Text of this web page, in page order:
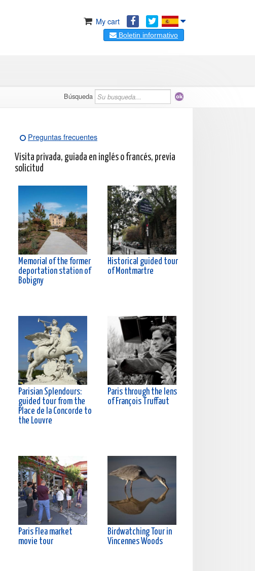
My cart
Boletin informativo
Búsqueda
Preguntas frecuentes
Visita privada, guiada en inglés o francés, previa
solicitud
Memorial of the former
deportation station of
Bobigny
Historical guided tour
of Montmartre
Parisian Splendours:
guided tour from the
Place de la Concorde to
the Louvre
Paris through the lens
of François Truffaut
Paris Flea market
movie tour
Birdwatching Tour in
Vincennes Woods